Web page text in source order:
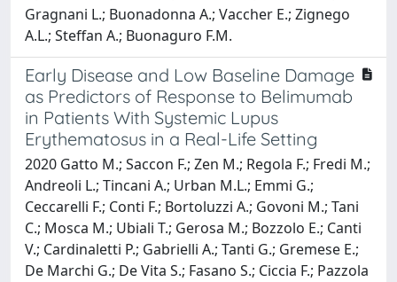
Gragnani L.; Buonadonna A.; Vaccher E.; Zignego
A.L.; Steffan A.; Buonaguro F.M.
Early Disease and Low Baseline Damage
as Predictors of Response to Belimumab
in Patients With Systemic Lupus
Erythematosus in a Real-Life Setting
2020 Gatto M.; Saccon F.; Zen M.; Regola F.; Fredi M.;
Andreoli L.; Tincani A.; Urban M.L.; Emmi G.;
Ceccarelli F.; Conti F.; Bortoluzzi A.; Govoni M.; Tani
C.; Mosca M.; Ubiali T.; Gerosa M.; Bozzolo E.; Canti
V.; Cardinaletti P.; Gabrielli A.; Tanti G.; Gremese E.;
De Marchi G.; De Vita S.; Fasano S.; Ciccia F.; Pazzola